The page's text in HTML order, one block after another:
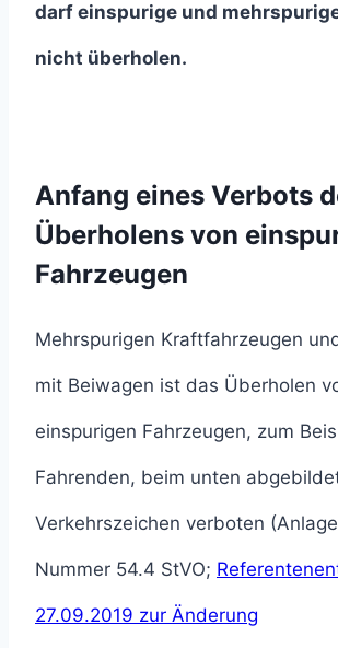
darf einspurige und
nicht überholen.
Anfang eines Verbots
Überholens von
Fahrzeugen
Mehrspurigen Kraftfahrzeugen
mit Beiwagen ist das Überholen
einspurigen Fahrzeugen, zum
Fahrenden, beim unten
Verkehrszeichen verboten
Nummer 54.4 StVO;
27.09.2019 zur Änderung